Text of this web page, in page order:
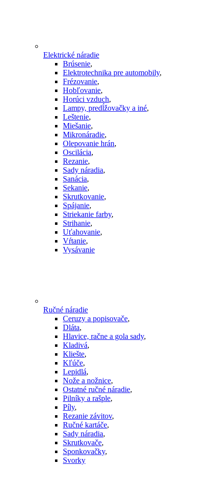
Elektrické náradie
Brúsenie,
Elektrotechnika pre automobily,
Frézovanie,
Hobľovanie,
Horúci vzduch,
Lampy, predĺžovačky a iné,
Leštenie,
Miešanie,
Mikronáradie,
Olepovanie hrán,
Oscilácia,
Rezanie,
Sady náradia,
Sanácia,
Sekanie,
Skrutkovanie,
Spájanie,
Striekanie farby,
Strihanie,
Uťahovanie,
Vŕtanie,
Vysávanie
Ručné náradie
Ceruzy a popisovače,
Dláta,
Hlavice, račne a gola sady,
Kladivá,
Kliešte,
Kľúče,
Lepidlá,
Nože a nožnice,
Ostatné ručné náradie,
Pilníky a rašple,
Píly,
Rezanie závitov,
Ručné kartáče,
Sady náradia,
Skrutkovače,
Sponkovačky,
Svorky